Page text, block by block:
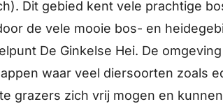
Dit gebied kent vele prachtige
de vele mooie bos- en
De Ginkelse Hei. De
waar veel diersoorten zoals
grazers zich vrij mogen en